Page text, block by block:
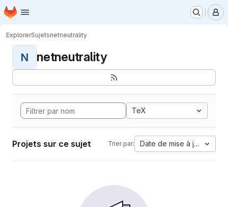
Passer au contenu principal
Page d'accueil
ExplorerSujetsnetneutrality
N netneutrality
TeX
Projets sur ce sujet Trier par: Date de mise à jour